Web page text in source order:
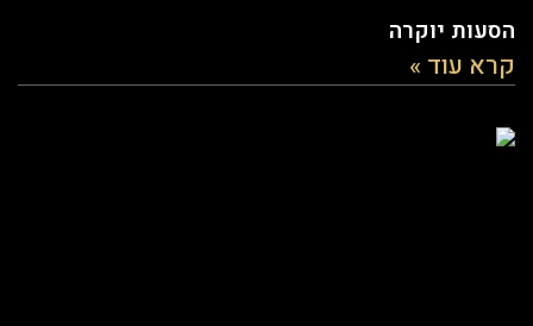
הסעות יוקרה
קרא עוד »